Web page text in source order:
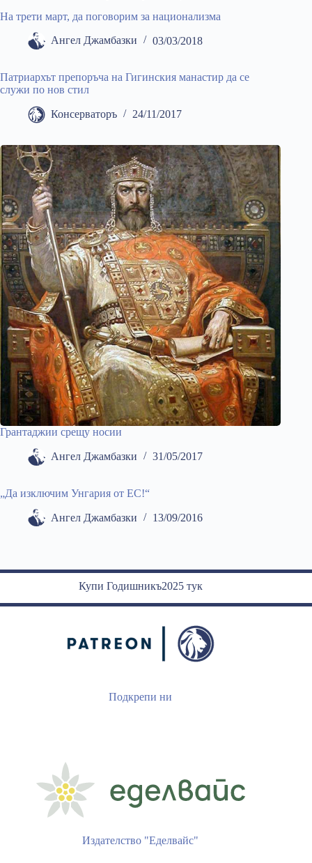
На трети март, да поговорим за национализма
Ангел Джамбазки 03/03/2018
Патриархът препоръча на Гигинския манастир да се
служи по нов стил
Консерваторъ 24/11/2017
Грантаджии срещу носии
Ангел Джамбазки 31/05/2017
„Да изключим Унгария от ЕС!“
Ангел Джамбазки 13/09/2016
Купи Годишникъ2025 тук
Подкрепи ни
Издателство "Еделвайс"